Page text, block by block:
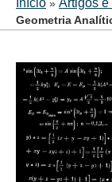
Início » Artigos e
Geometria